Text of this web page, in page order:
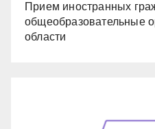
Прием иностранных
общеобразовательные
области